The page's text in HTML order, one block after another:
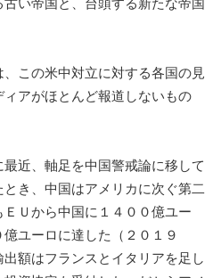
い帝国と、台頭する新たな帝国
この米中対立に対する各国の見
アがほとんど報道しないもの
近、軸足を中国警戒論に移して
き、中国はアメリカに次ぐ第二
Ｕから中国に１４００億ユー
ユーロに達した（２０１９
額はフランスとイタリアを足し